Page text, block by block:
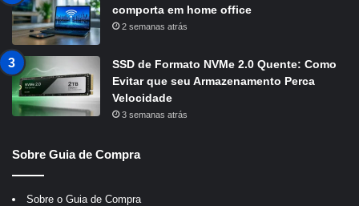
comporta em home office
2 semanas atrás
SSD de Formato NVMe 2.0 Quente: Como
Evitar que seu Armazenamento Perca
Velocidade
3 semanas atrás
Sobre Guia de Compra
Sobre o Guia de Compra